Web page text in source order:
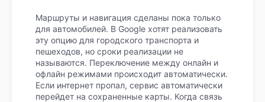
Маршруты и навигация сделаны пока только
для автомобилей. В Google хотят реализовать
эту опцию для городского транспорта и
пешеходов, но сроки реализации не
называются. Переключение между онлайн и
офлайн режимами происходит автоматически.
Если интернет пропал, сервис автоматически
перейдет на сохраненные карты. Когда связь